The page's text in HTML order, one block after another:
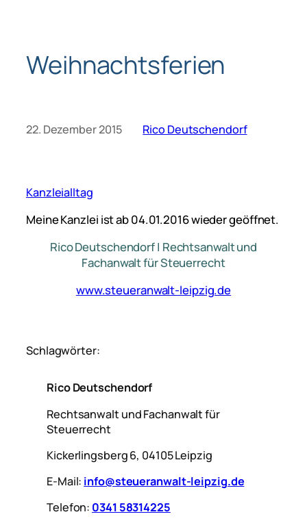
Weihnachtsferien
22. Dezember 2015 Rico Deutschendorf
Kanzleialltag
Meine Kanzlei ist ab 04.01.2016 wieder geöffnet.
Rico Deutschendorf | Rechtsanwalt und
Fachanwalt für Steuerrecht
www.steueranwalt-leipzig.de
Schlagwörter:
Rico Deutschendorf
Rechtsanwalt und Fachanwalt für
Steuerrecht
Kickerlingsberg 6, 04105 Leipzig
E-Mail: info@steueranwalt-leipzig.de
Telefon: 0341 58314225